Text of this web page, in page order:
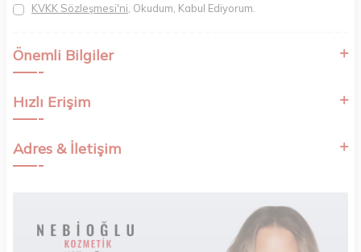
KVKK Sözleşmesi'ni , Okudum, Kabul Ediyorum.
Önemli Bilgiler
Hızlı Erişim
Adres & İletişim